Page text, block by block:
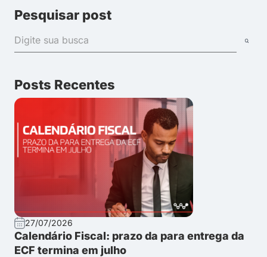
Pesquisar post
Posts Recentes
27/07/2026
Calendário Fiscal: prazo da para entrega da
ECF termina em julho